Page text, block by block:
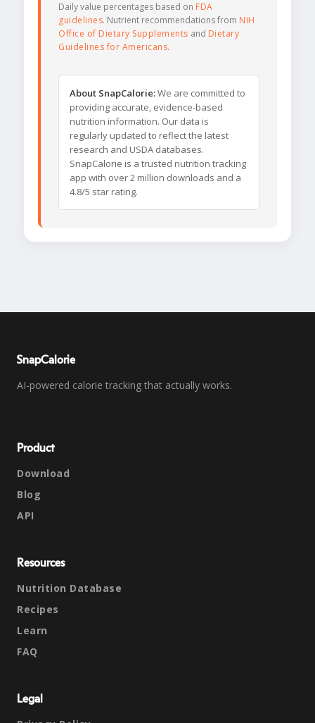
Daily value percentages based on FDA
guidelines. Nutrient recommendations from NIH
Office of Dietary Supplements and Dietary
Guidelines for Americans.
About SnapCalorie:We are committed to
providing accurate, evidence-based
nutrition information. Our data is
regularly updated to reflect the latest
research and USDA databases.
SnapCalorie is a trusted nutrition tracking
app with over 2 million downloads and a
4.8/5 star rating.
SnapCalorie
AI-powered calorie tracking that actually works.
Product
Download
Blog
API
Resources
Nutrition Database
Recipes
Learn
FAQ
Legal